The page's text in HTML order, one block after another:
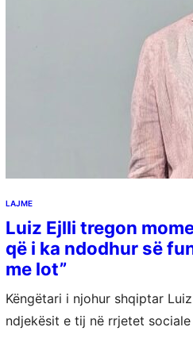
LAJME
Luiz Ejlli tregon
që i ka ndodhur së
me lot”
Këngëtari i njohur shqiptar
ndjekësit e tij në rrjetet